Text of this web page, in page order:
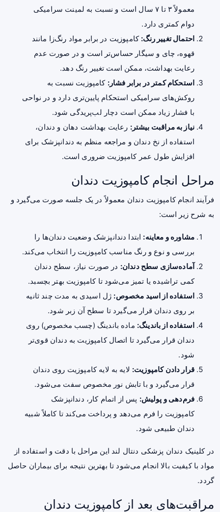
معمولاً ۳ تا ۷ سال است و نسبت به لمینت سرامیکی
دوام کمتری دارد.
احتمال تغییر رنگ: کامپوزیت در برابر مواد رنگ‌زا مانند
قهوه، چای و سیگار حساس‌تر است و در صورت عدم
رعایت بهداشت، ممکن است تغییر رنگ دهد.
استحکام کمتر در برابر فشار: کامپوزیت نسبت به
روکش‌های سرامیکی استحکام پایین‌تری دارد و در نواحی
با فشار زیاد ممکن است دچار لب‌پریدگی شود.
نیاز به مراقبت بیشتر: رعایت بهداشت دهان و دندان،
استفاده از نخ دندان و مراجعه منظم به دندانپزشک برای
افزایش طول عمر کامپوزیت ضروری است.
مراحل انجام کامپوزیت دندان
فرآیند انجام کامپوزیت دندان معمولاً در یک جلسه صورت می‌گیرد و
به شرح زیر است:
مشاوره و معاینه: ابتدا دندانپزشک وضعیت دندان‌ها را
بررسی و نوع و رنگ مناسب کامپوزیت را انتخاب می‌کند.
آماده‌سازی سطح دندان: در صورت نیاز، سطح دندان
کمی تراشیده یا تمیز می‌شود تا کامپوزیت بهتر بچسبد.
استفاده از اسید مخصوص: ژل اسیدی به مدت چند ثانیه
بر روی دندان قرار می‌گیرد تا سطح آن زبر شود.
استفاده از باندینگ: ماده باندینگ (چسب مخصوص) روی
دندان قرار می‌گیرد تا اتصال کامپوزیت به دندان قوی‌تر
شود.
قرار دادن کامپوزیت: لایه به لایه کامپوزیت روی دندان
قرار می‌گیرد و با تابش نور مخصوص سفت می‌شود.
فرم‌دهی و پولیش: پس از اتمام کار، دندانپزشک
کامپوزیت را فرم می‌دهد و پرداخت می‌کند تا کاملاً شبیه
دندان طبیعی شود.
در کلینیک دندان پزشکی دنتال لند این مراحل با دقت و استفاده از
مواد با کیفیت بالا انجام می‌شود تا بهترین نتیجه برای بیماران حاصل
گردد.
مراقبت‌های بعد از کامپوزیت دندان